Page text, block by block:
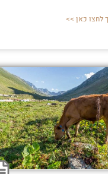
לחצו כאן >>